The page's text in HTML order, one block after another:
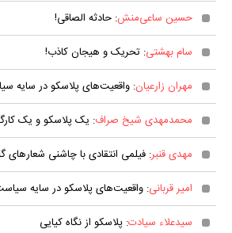
حسین ساعی‌منش: حادثه الصاقی!
سام بهشتی: تحریک و هیجان کاذب!
مهران زارعیان: واقعیت‌های پلاسکو در سایه
محمدمهدی شیخ صراف: یک پلاسکو و یک
مهدی قنبر: فیلمی انتقادی با چاشنی
امیر قربانی: واقعیت‌های پلاسکو در سایه
سیدعلاء سیادت: پلاسکو از نگاه کیایی